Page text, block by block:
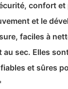
confort
et le
faciles à
au sec. Elles
et sûres